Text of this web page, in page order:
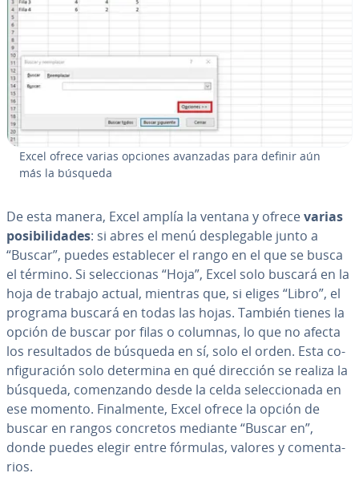
Excel ofrece varias opciones avanzadas para definir aún
más la búsqueda
De esta manera, Excel amplía la ventana y ofrecevarias
po­si­bi­li­da­des: si abres el menú de­s­ple­ga­ble junto a
“Buscar”, puedes es­ta­ble­cer el rango en el que se busca
el término. Si se­le­c­cio­nas “Hoja”, Excel solo buscará en la
hoja de trabajo actual, mientras que, si eliges “Libro”, el
programa buscará en todas las hojas. También tienes la
opción de buscar por filas o columnas, lo que no afecta
los re­su­l­ta­dos de búsqueda en sí, solo el orden. Esta co­
n­fi­gu­ra­ción solo determina en qué dirección se realiza la
búsqueda, co­me­n­za­n­do desde la celda se­le­c­cio­na­da en
ese momento. Fi­na­l­me­n­te, Excel ofrece la opción de
buscar en rangos concretos mediante “Buscar en”,
donde puedes elegir entre fórmulas, valores y co­me­n­ta­
rios.